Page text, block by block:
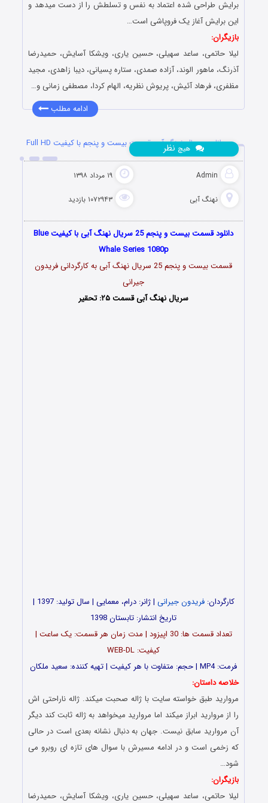
برایش طراحی شده اعتماد به نفس و‌ تسلطش را از دست میدهد و
این برایش آغاز یک فروپاشی است…
بازیگران:
لیلا حاتمی، ساعد سهیلی، حسین یاری، ویشکا آسایش، حمیدرضا
آذرنگ، ماهور الوند، آزاده صمدی، ستاره پسیانی، دیبا زاهدی، مجید
مظفری، فرهاد آئیش، پریوش نظریه، الهام کردا، مصطفی زمانی و…
ادامه مطلب
دانلود سریال نهنگ آبی قسمت بیست و پنجم با کیفیت Full HD
Admin ۱۹ مرداد ۱۳۹۸
نهنگ آبی ۱۰۷۲۹۴۳ بازدید
هیچ نظر
دانلود قسمت بیست و پنجم 25 سریال نهنگ آبی با کیفیت Blue
Whale Series 1080p
قسمت بیست و پنجم 25 سریال نهنگ آبی به کارگردانی فریدون
جیرانی
سریال نهنگ آبی قسمت ۲۵: تحقیر
کارگردان:فریدون جیرانی
| ژانر: درام، معمایی | سال تولید: 1397 |
تاریخ انتشار: تابستان 1398
تعداد قسمت ها: 30 اپیزود | مدت زمان هر قسمت: یک ساعت |
کیفیت: WEB-DL
فرمت: MP4 | حجم: متفاوت با هر کیفیت | تهیه کننده: سعید ملکان
خلاصه داستان:
مروارید طبق خواسته سایت با ژاله صحبت میکند. ژاله ناراحتی اش
را از مروارید ابراز میکند اما مروارید میخواهد به ژاله ثابت کند دیگر
آن مروارید سابق نیست. جهان به دنبال نشانه بعدی است در حالی
که زخمی است و در ادامه مسیرش با سوال های تازه ای روبرو می
شود…
بازیگران:
لیلا حاتمی، ساعد سهیلی، حسین یاری، ویشکا آسایش، حمیدرضا